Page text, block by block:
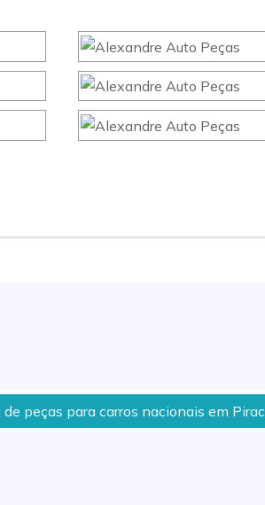
para carros nacionais em Piracicaba